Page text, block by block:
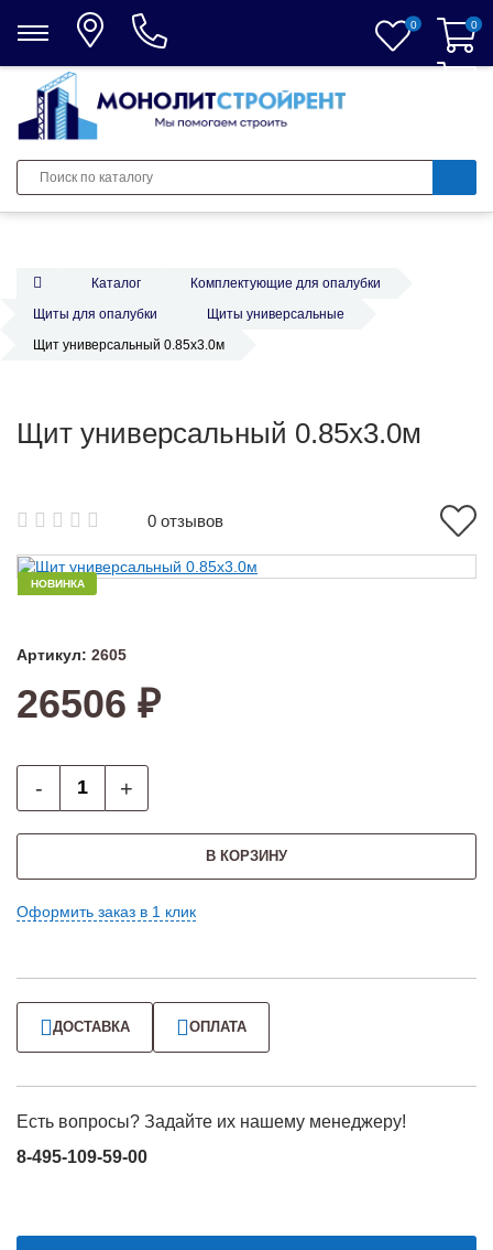
0 0
0
Каталог
Комплектующие для опалубки
Щиты для опалубки
Щиты универсальные
Щит универсальный 0.85х3.0м
Щит универсальный 0.85х3.0м
0 отзывов
НОВИНКА
Артикул: 2605
26506 ₽
- +
В КОРЗИНУ
Оформить заказ в 1 клик
ДОСТАВКА ОПЛАТА
Есть вопросы? Задайте их нашему менеджеру!
8-495-109-59-00